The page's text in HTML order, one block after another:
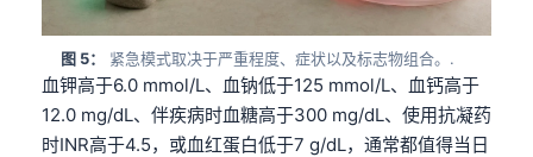
图 5： 紧急模式取决于严重程度、症状以及标志物组合。.
血钾高于6.0 mmol/L、血钠低于125 mmol/L、血钙高于
12.0 mg/dL、伴疾病时血糖高于300 mg/dL、使用抗凝药
时INR高于4.5，或血红蛋白低于7 g/dL，通常都值得当日